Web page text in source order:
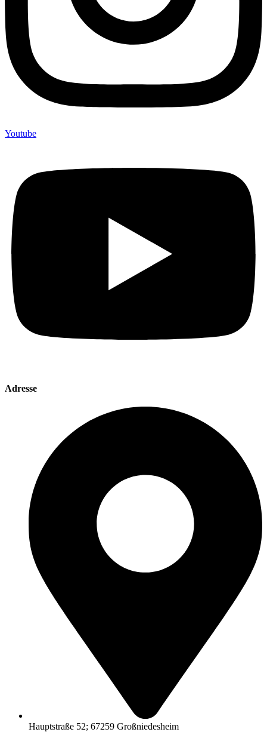
Youtube
Adresse
Hauptstraße 52; 67259 Großniedesheim